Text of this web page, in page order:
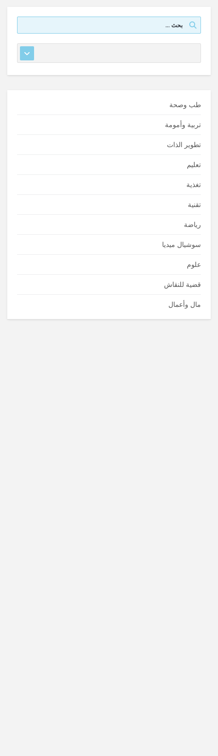
طب وصحة
تربية وأمومة
تطوير الذات
تعليم
تغذية
تقنية
رياضة
سوشيال ميديا
علوم
قضية للنقاش
مال وأعمال